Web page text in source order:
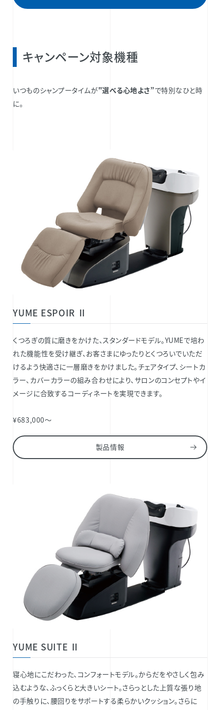
キャンペーン対象機種
いつものシャンプータイムが"選べる心地よさ”で特別なひと時
に。
YUME ESPOIR Ⅱ
くつろぎの質に磨きをかけた、スタンダードモデル。YUMEで培わ
れた機能性を受け継ぎ、お客さまにゆったりとくつろいでいただ
けるよう快適さに一層磨きをかけました。チェアタイプ、シートカ
ラー、カバーカラーの組み合わせにより、サロンのコンセプトやイ
メージに合致するコーディネートを実現できます。
¥683,000～
製品情報
YUME SUITE Ⅱ
寝心地にこだわった、コンフォートモデル。からだをやさしく包み
込むような、ふっくらと大きいシート。さらっとした上質な張り地
の手触りに、腰回りをサポートする柔らかいクッション。さらに